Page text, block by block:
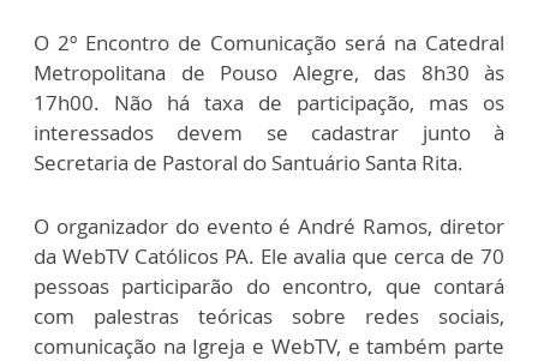
O 2º Encontro de Comunicação será na Catedral
Metropolitana de Pouso Alegre, das 8h30 às
17h00. Não há taxa de participação, mas os
interessados devem se cadastrar junto à
Secretaria de Pastoral do Santuário Santa Rita.
O organizador do evento é André Ramos, diretor
da WebTV Católicos PA. Ele avalia que cerca de 70
pessoas participarão do encontro, que contará
com palestras teóricas sobre redes sociais,
comunicação na Igreja e WebTV, e também parte